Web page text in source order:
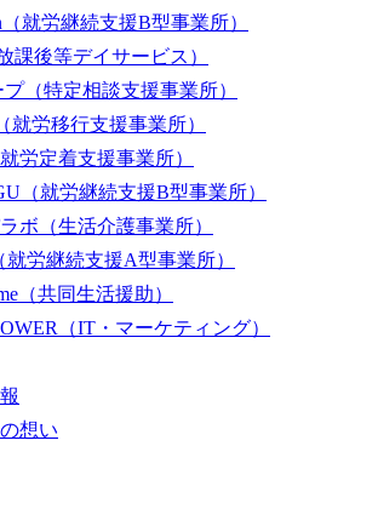
（就労継続支援B型事業所）
放課後等デイサービス）
プ（特定相談支援事業所）
（就労移行支援事業所）
就労定着支援事業所）
（就労継続支援B型事業所）
ボ （生活介護事業所）
就労継続支援A型事業所）
（共同生活援助）
（IT・マーケティング）
想い